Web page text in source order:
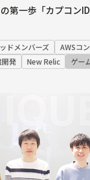
第一歩「カプコン
ドメンバーズ
AWSコ
発
New Relic ゲー